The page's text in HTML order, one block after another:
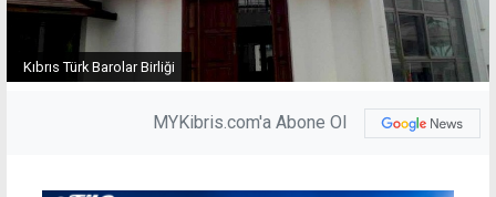
Kıbrıs Türk Barolar Birliği
MYKibris.com'a Abone Ol